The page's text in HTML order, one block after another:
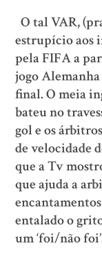
O tal VAR,
estrupício aos
pela FIFA a
jogo
final. O meia
bateu no
gol e os
de velocidade
que a Tv
que ajuda a
entalado o
um ‘foi/não